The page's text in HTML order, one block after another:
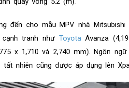
đến cho mẫu MPV nhà
tranh như Toyota Avanza
x 1,710 và 2,740 mm). Ngôn
nhiên cũng được áp dụng lên